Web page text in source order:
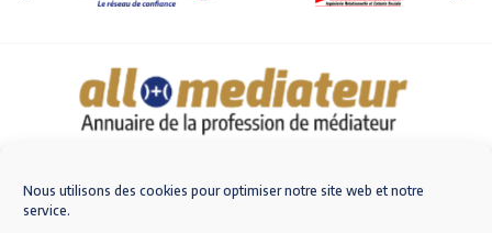
Nous utilisons des cookies pour optimiser notre site web et notre
service.